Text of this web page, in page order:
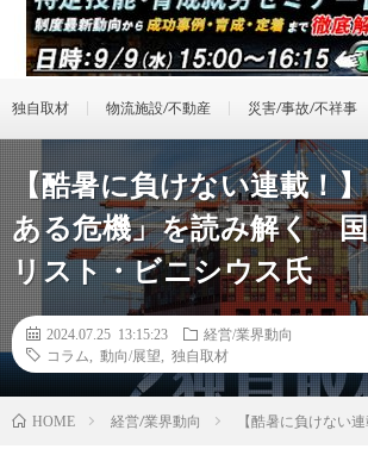
独自取材 物流施設/不動産 災害/事故/不祥事
【酷暑に負けない連載！
ある危機」を読み解く
リスト・ビニシウス氏
2024.07.25 13:15:23
経営/業界動向
コラム
動向/展望 独自取材
HOME 経営/業界動向 【酷暑に負けない